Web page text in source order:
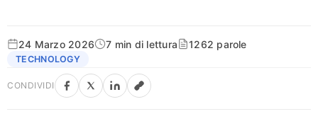
24 Marzo 2026 7 min di lettura 1262 parole
TECHNOLOGY
CONDIVIDI